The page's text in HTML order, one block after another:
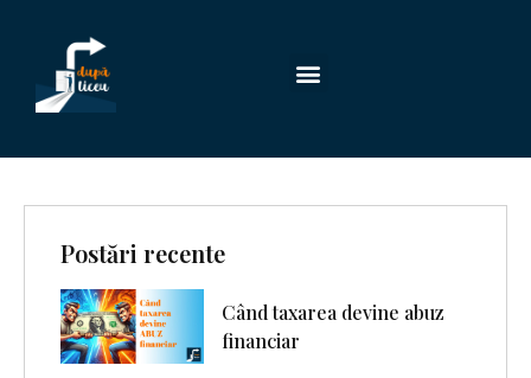
Postări recente
Când taxarea devine abuz
financiar